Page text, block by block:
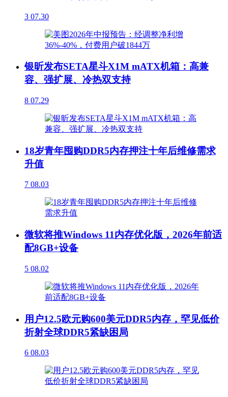
3 07.30
银昕发布SETA星斗X1M mATX机箱：高兼
容、强扩展、冷热双支持
8 07.29
18岁青年囤购DDR5内存押注十年后维修需求
升值
7 08.03
微软将推Windows 11内存优化版，2026年前适
配8GB+设备
5 08.02
用户12.5欧元购600美元DDR5内存，罕见低价
折射全球DDR5紧缺困局
6 08.03